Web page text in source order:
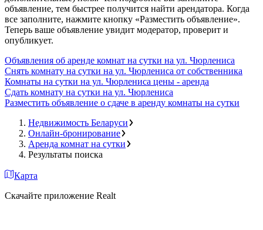
объявление, тем быстрее получится найти арендатора. Когда
все заполните, нажмите кнопку «Разместить объявление».
Теперь ваше объявление увидит модератор, проверит и
опубликует.
Объявления об аренде комнат на сутки на ул. Чюрлениса
Снять комнату на сутки на ул. Чюрлениса от собственника
Комнаты на сутки на ул. Чюрлениса цены - аренда
Сдать комнату на сутки на ул. Чюрлениса
Разместить объявление о сдаче в аренду комнаты на сутки
Недвижимость Беларуси
Онлайн-бронирование
Аренда комнат на сутки
Результаты поиска
Карта
Скачайте приложение Realt